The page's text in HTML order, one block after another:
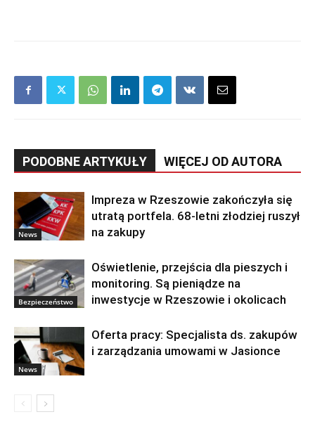
PODOBNE ARTYKUŁY WIĘCEJ OD AUTORA
News
Impreza w Rzeszowie zakończyła się
utratą portfela. 68-letni złodziej ruszył
na zakupy
Bezpieczeństwo
Oświetlenie, przejścia dla pieszych i
monitoring. Są pieniądze na
inwestycje w Rzeszowie i okolicach
News
Oferta pracy: Specjalista ds. zakupów
i zarządzania umowami w Jasionce